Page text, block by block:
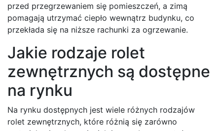
przed przegrzewaniem się pomieszczeń, a zimą
pomagają utrzymać ciepło wewnątrz budynku, co
przekłada się na niższe rachunki za ogrzewanie.
Jakie rodzaje rolet
zewnętrznych są dostępne
na rynku
Na rynku dostępnych jest wiele różnych rodzajów
rolet zewnętrznych, które różnią się zarówno